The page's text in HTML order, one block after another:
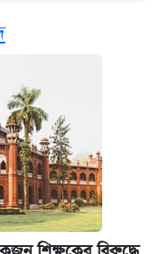
দালাল অ্যাডলফ
দোকানপাট
জানাল কর্তৃপক্ষ